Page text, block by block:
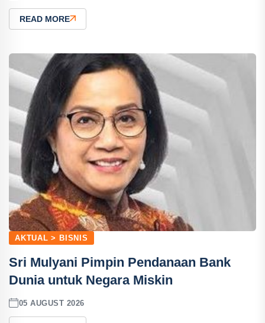
READ MORE
AKTUAL > BISNIS
Sri Mulyani Pimpin Pendanaan Bank
Dunia untuk Negara Miskin
05 AUGUST 2026